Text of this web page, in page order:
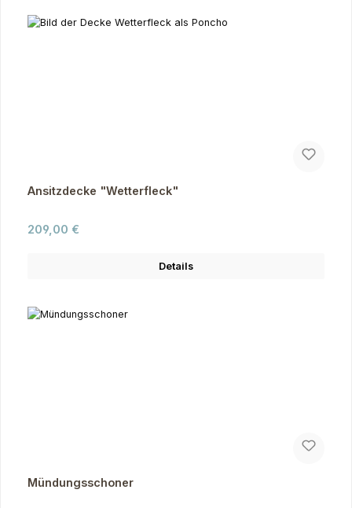
Ansitzdecke "Wetterfleck"
Regulärer Preis:
209,00 €
Details
Mündungsschoner